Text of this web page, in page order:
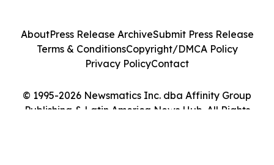
© 1995-2026 Newsmatics Inc. dba Affinity Group
Publishing & Latin America News Hub. All Rights
AboutPress Release ArchiveSubmit Press Release
Terms & ConditionsCopyright/DMCA Policy
Privacy PolicyContact